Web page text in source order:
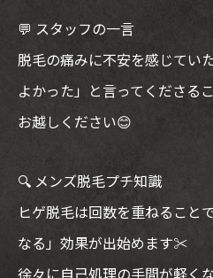
💬 スタッフの一言
脱毛の痛みに不安を感じてい
よかった」と言ってくださる
お越しください😊
🔍 メンズ脱毛プチ知識
ヒゲ脱毛は回数を重ねること
なる」効果が出始めます✂️
徐々に自己処理の手間が軽く